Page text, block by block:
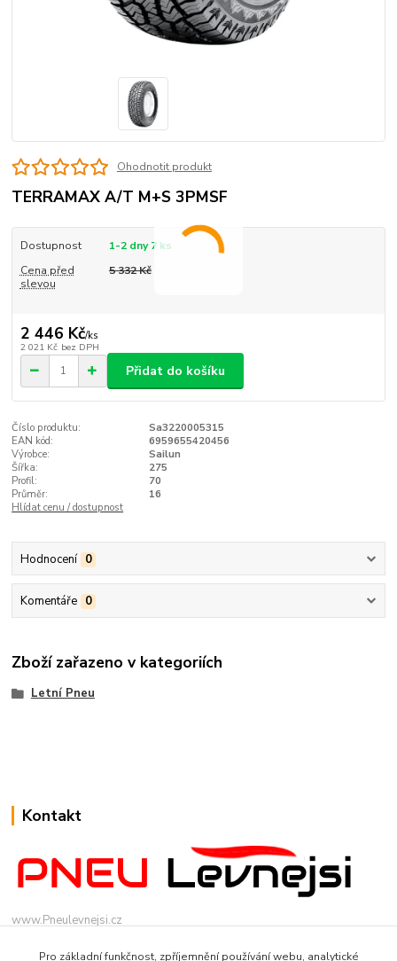
Ohodnotit produkt
TERRAMAX A/T M+S 3PMSF
Dostupnost
1-2 dny 7 ks
Cena před
slevou
5 332 Kč
2 446 Kč/ks
2 021 Kč bez DPH
Přidat do košíku
Číslo produktu:
Sa3220005315
EAN kód:
6959655420456
Výrobce:
Sailun
Šířka:
275
Profil:
70
Průměr:
16
Hlídat cenu / dostupnost
Hodnocení 0
Komentáře 0
Zboží zařazeno v kategoriích
Letní Pneu
Kontakt
www.Pneulevnejsi.cz
Pro základní funkčnost, zpříjemnění používání webu, analytické